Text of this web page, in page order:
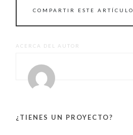
COMPARTIR ESTE ARTÍCULO
ACERCA DEL AUTOR
¿TIENES UN PROYECTO?